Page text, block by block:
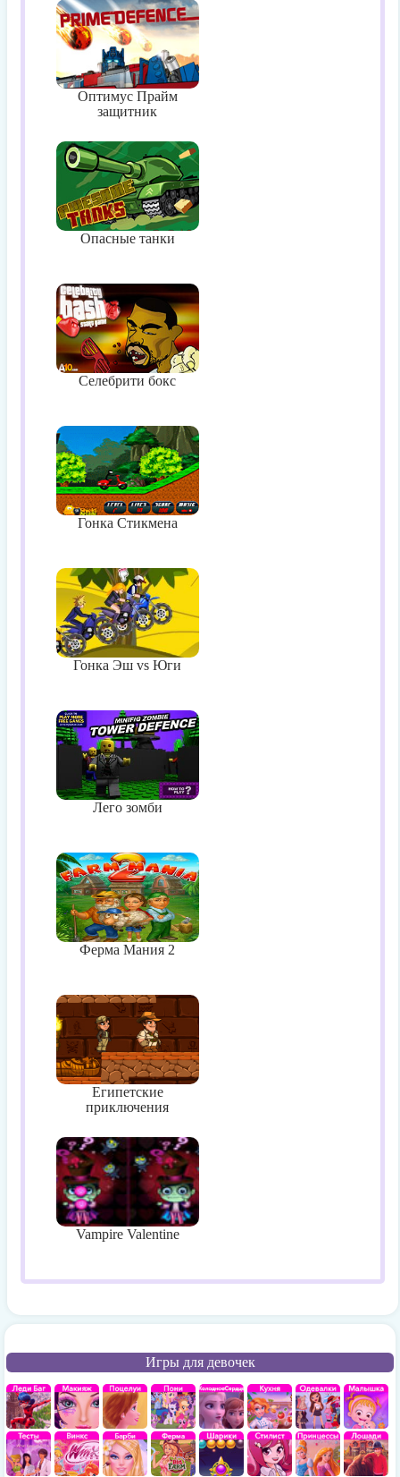
Оптимус Прайм
защитник
Опасные танки
Селебрити бокс
Гонка Стикмена
Гонка Эш vs Юги
Лего зомби
Ферма Мания 2
Египетские
приключения
Vampire Valentine
Игры для девочек